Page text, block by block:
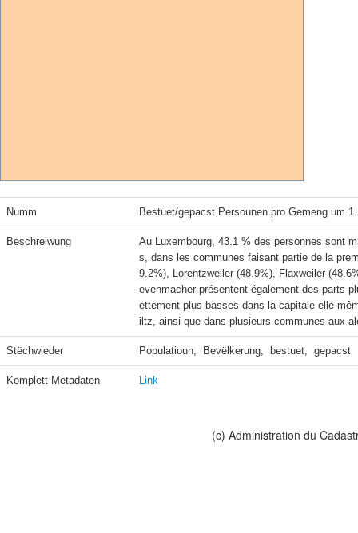
Numm Bestuet/gepacst Persounen pro Gemeng um
Beschreiwung
Au Luxembourg, 43.1 % des personnes sont
s, dans les communes faisant partie de la
9.2%), Lorentzweiler (48.9%), Flaxweiler
evenmacher présentent également des parts
ettement plus basses dans la capitale elle-
iltz, ainsi que dans plusieurs communes aux
Stëchwieder Populatioun,  Bevëlkerung,  bestuet,  gepacst
Komplett Metadaten Link
(c) Administration du